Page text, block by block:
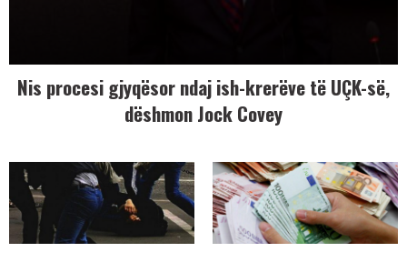
Nis procesi gjyqësor ndaj ish-krerëve të UÇK-së,
dëshmon Jock Covey